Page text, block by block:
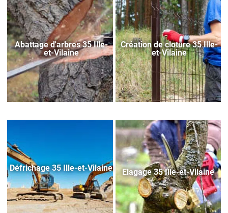
Abattage d'arbres 35 Ille-
et-Vilaine
Création de cloture 35 Ille-
et-Vilaine
Défrichage 35 Ille-et-Vilaine Elagage 35 Ille-et-Vilaine